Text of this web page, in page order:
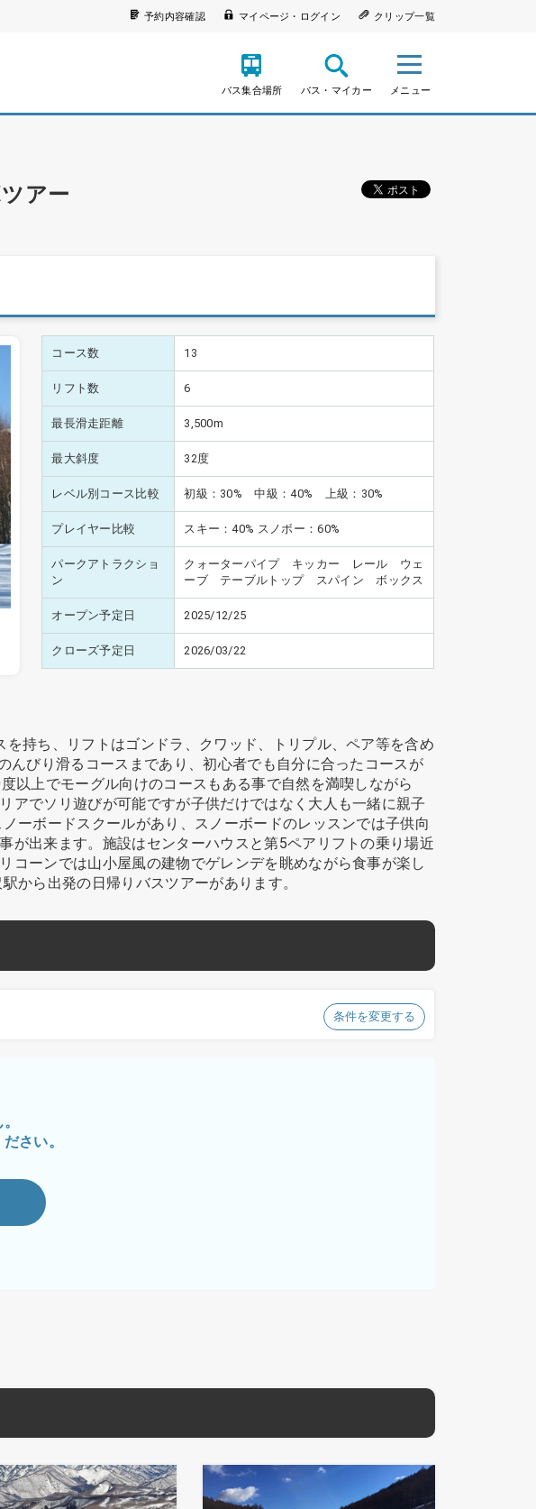
予約内容確認 マイページ・ログイン クリップ一覧
バス集合場所 バス・マイカー メニュー
アー
コース数 13
リフト数 6
最長滑走距離 3,500m
最大斜度 32度
レベル別コース比較 初級：30% 中級：40% 上級：30%
プレイヤー比較 スキー：40% スノボー：60%
パークアトラクショ
ン
クォーターパイプ キッカー レール ウェ
ーブ テーブルトップ スパイン ボックス
オープン予定日 2025/12/25
クローズ予定日 2026/03/22
持ち、リフトはゴンドラ、クワッド、トリプル、ペア等を含め
びり滑るコースまであり、初心者でも自分に合ったコースが
以上でモーグル向けのコースもある事で自然を満喫しながら
アでソリ遊びが可能ですが子供だけではなく大人も一緒に親子
ーボードスクールがあり、スノーボードのレッスンでは子供向
が出来ます。施設はセンターハウスと第5ペアリフトの乗り場近
コーンでは山小屋風の建物でゲレンデを眺めながら食事が楽し
から出発の日帰りバスツアーがあります。
条件を変更する
さい。